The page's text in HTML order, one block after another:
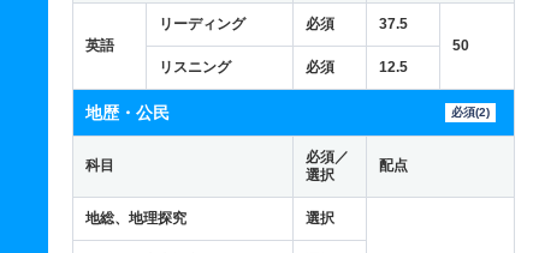
英語
リーディング 必須
37.5
50
リスニング
必須 12.5
地歴・公民 必須(2)
科目
必須／
選択
配点
地総、地理探究 選択